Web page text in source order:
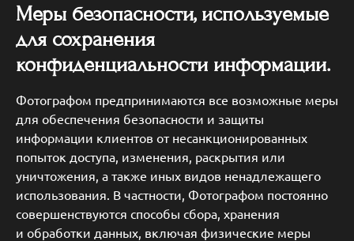
Меры безопасности, используемые
для сохранения
конфиденциальности информации.
Фотографом предпринимаются все возможные меры
для обеспечения безопасности и защиты
информации клиентов от несанкционированных
попыток доступа, изменения, раскрытия или
уничтожения, а также иных видов ненадлежащего
использования. В частности, Фотографом постоянно
совершенствуются способы сбора, хранения
и обработки данных, включая физические меры